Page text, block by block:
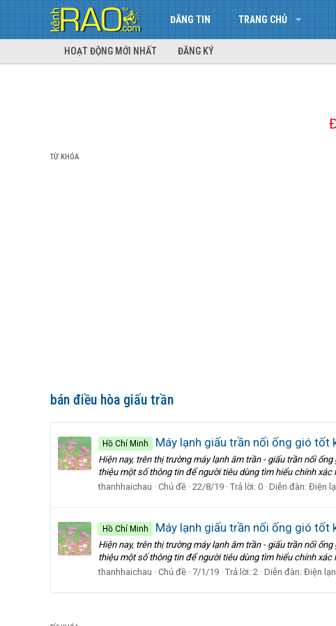
ĐĂNG TIN TRANG CHỦ
HOẠT ĐỘNG MỚI NHẤT ĐĂNG KÝ
TỪ KHÓA
bán điều hòa giấu trần
Hồ Chí Minh Máy lạnh giấu trần nối ống gió tốt
Hiện nay, trên thị trường máy lạnh âm trần - giấu trần nối
thiệu một số thông tin để người tiêu dùng tìm hiểu chính xác
thanhhaichau
Chủ đề 22/8/19 Trả lời: 0 Diễn đàn: Điện
Hồ Chí Minh Máy lạnh giấu trần nối ống gió tốt
Hiện nay, trên thị trường máy lạnh âm trần - giấu trần nối
thiệu một số thông tin để người tiêu dùng tìm hiểu chính xác
thanhhaichau
Chủ đề 7/1/19 Trả lời: 2 Diễn đàn: Điện